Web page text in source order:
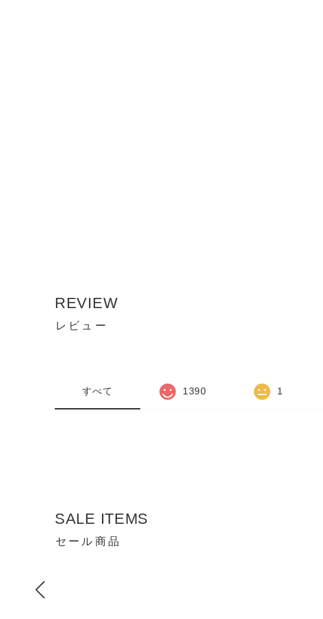
REVIEW
レビュー
すべて 1390 1
SALE ITEMS
セール商品